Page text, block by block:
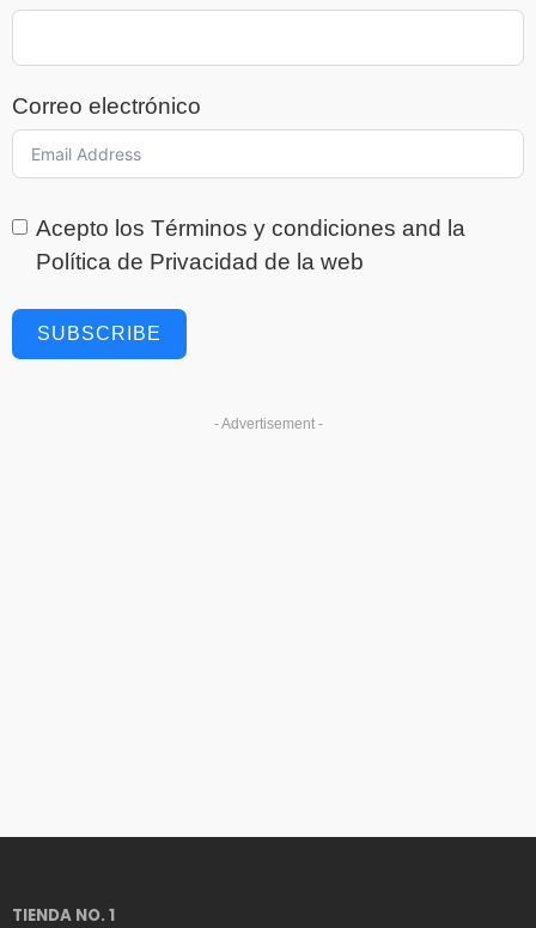
Correo electrónico
Acepto los Términos y condiciones and la
Política de Privacidad de la web
SUBSCRIBE
- Advertisement -
TIENDA NO. 1